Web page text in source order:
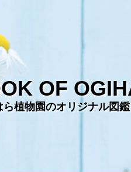
OF
ら植物園のオリジナル図鑑